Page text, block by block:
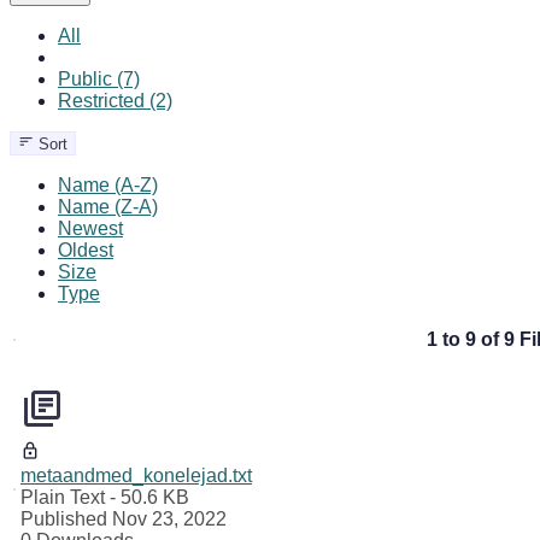
All
Public (7)
Restricted (2)
Sort
Name (A-Z)
Name (Z-A)
Newest
Oldest
Size
Type
1 to 9 of 9
metaandmed_konelejad.txt
Plain Text- 50.6 KB
Published Nov 23, 2022